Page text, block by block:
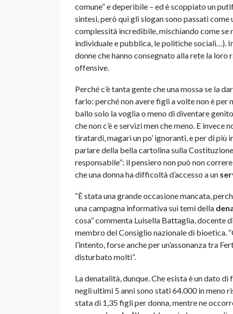
comune” e deperibile – ed è scoppiato un
sintesi, però qui gli slogan sono passati
complessità incredibile, mischiando come se
individuale e pubblica, le politiche sociali…).
donne che hanno consegnato alla rete la
offensive.
Perché c’è tanta gente che una mossa se la
farlo: perché non avere figli a volte non è per
ballo solo la voglia o meno di diventare
che non c’è e servizi men che meno. E
tiratardi, magari un po’ ignoranti, e per di
parlare della bella cartolina sulla
responsabile”: il pensiero non può non
che una donna ha difficoltà d’accesso a un
“È stata una grande occasione mancata,
una campagna informativa sui temi della
cosa” commenta Luisella Battaglia, docente
membro del Consiglio nazionale di bioetica.
l’intento, forse anche per un’assonanza tra
disturbato molti”.
La denatalità, dunque. Che esista è un dato
negli ultimi 5 anni sono stati 64.000 in meno
stata di 1,35 figli per donna, mentre ne